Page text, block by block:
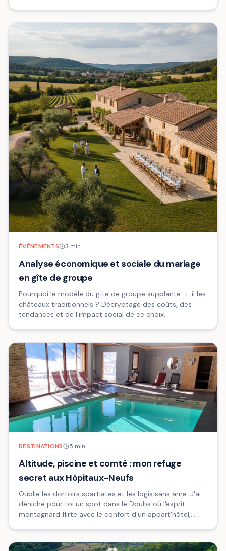
ÉVÉNEMENTS 3 min
Analyse économique et sociale du mariage
en gîte de groupe
Pourquoi le modèle du gîte de groupe supplante-t-il les
châteaux traditionnels ? Décryptage des coûts, des
tendances et de l'impact social de ce choix.
DESTINATIONS 5 min
Altitude, piscine et comté : mon refuge
secret aux Hôpitaux-Neufs
Oublie les dortoirs spartiates et les logis sans âme. J'ai
déniché pour toi un spot dans le Doubs où l'esprit
montagnard flirte avec le confort d'un appart'hôtel,